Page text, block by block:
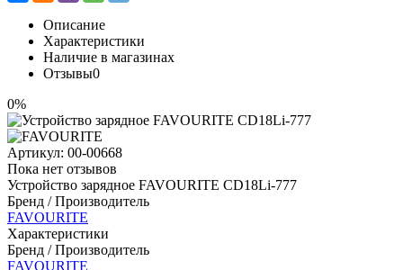
Описание
Характеристики
Наличие в магазинах
Отзывы0
0%
Артикул: 00-00668
Пока нет отзывов
Устройство зарядное FAVOURITE CD18Li-777
Бренд / Производитель
FAVOURITE
Характеристики
Бренд / Производитель
FAVOURITE